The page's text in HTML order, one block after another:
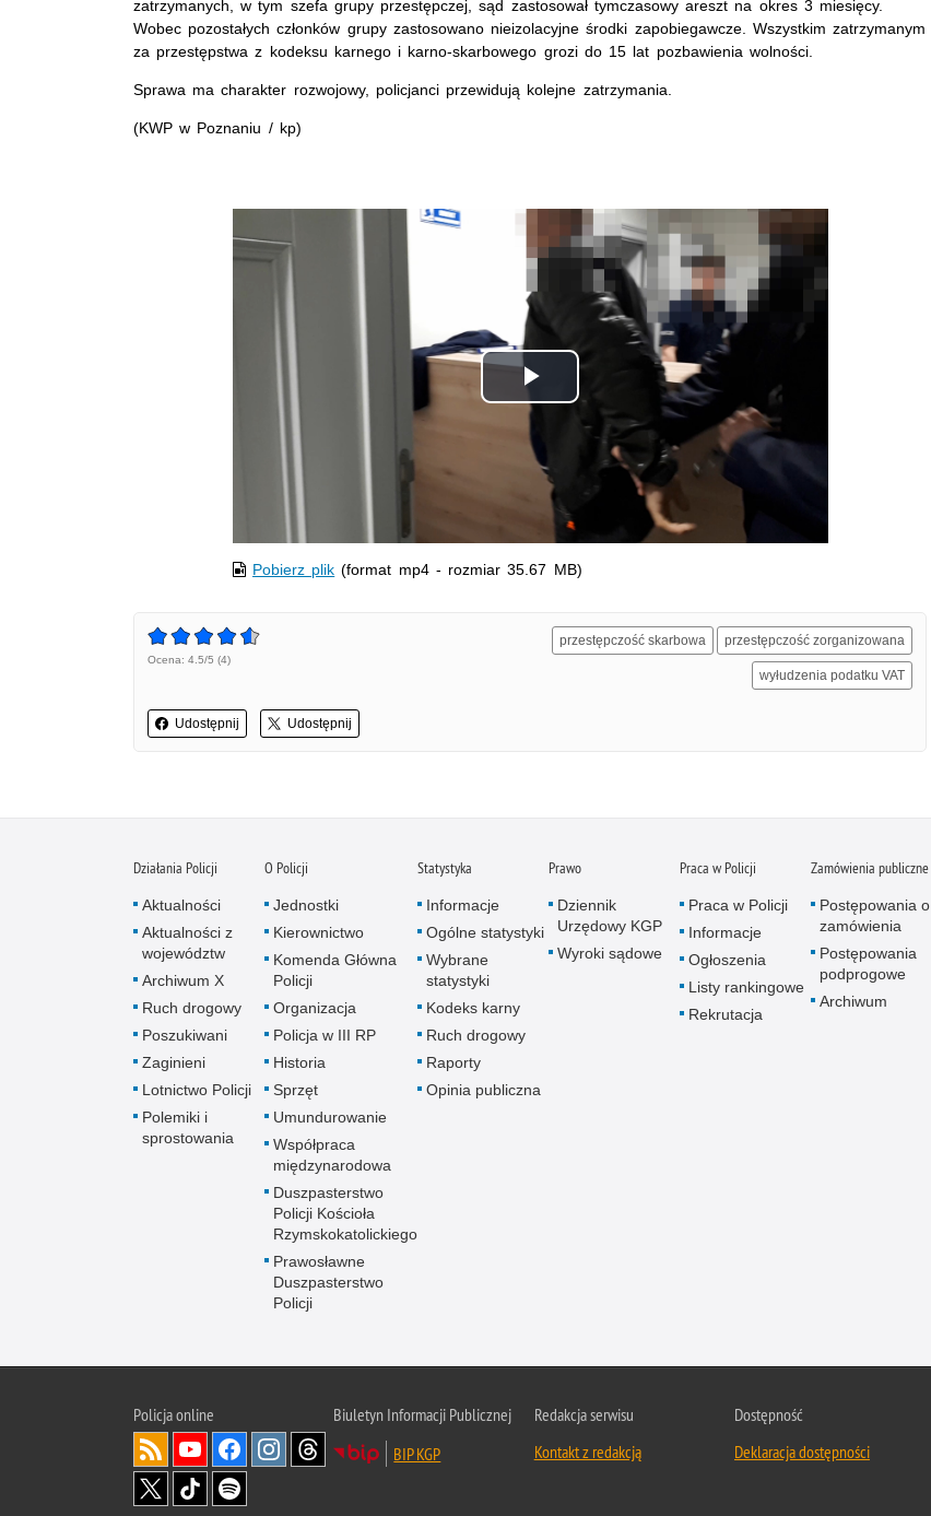
zatrzymanych, w tym szefa grupy przestępczej, sąd zastosował tymczasowy areszt na okres 3 miesięcy.
Wobec pozostałych członków grupy zastosowano nieizolacyjne środki zapobiegawcze. Wszystkim zatrzymanym
za przestępstwa z kodeksu karnego i karno-skarbowego grozi do 15 lat pozbawienia wolności.
Sprawa ma charakter rozwojowy, policjanci przewidują kolejne zatrzymania.
(KWP w Poznaniu / kp)
Odtwórz
wideo
Pobierz plik (format mp4 - rozmiar 35.67 MB)
Ocena: 4.5/5 (4)
Udostępnij Udostępnij
przestępczość skarbowa przestępczość zorganizowana
wyłudzenia podatku VAT
Działania Policji
Aktualności
Aktualności z
województw
Archiwum X
Ruch drogowy
Poszukiwani
Zaginieni
Lotnictwo Policji
Polemiki i
sprostowania
O Policji
Jednostki
Kierownictwo
Komenda Główna
Policji
Organizacja
Policja w III RP
Historia
Sprzęt
Umundurowanie
Współpraca
międzynarodowa
Duszpasterstwo
Policji Kościoła
Rzymskokatolickiego
Prawosławne
Duszpasterstwo
Policji
Statystyka
Informacje
Ogólne statystyki
Wybrane
statystyki
Kodeks karny
Ruch drogowy
Raporty
Opinia publiczna
Prawo
Dziennik
Urzędowy KGP
Wyroki sądowe
Praca w Policji
Praca w Policji
Informacje
Ogłoszenia
Listy rankingowe
Rekrutacja
Zamówienia publiczne
Postępowania o
zamówienia
Postępowania
podprogowe
Archiwum
Policjaonline
Biuletyn Informacji Publicznej
BIP KGP
Redakcja serwisu
Kontakt z redakcją
Dostępność
Deklaracja dostępności